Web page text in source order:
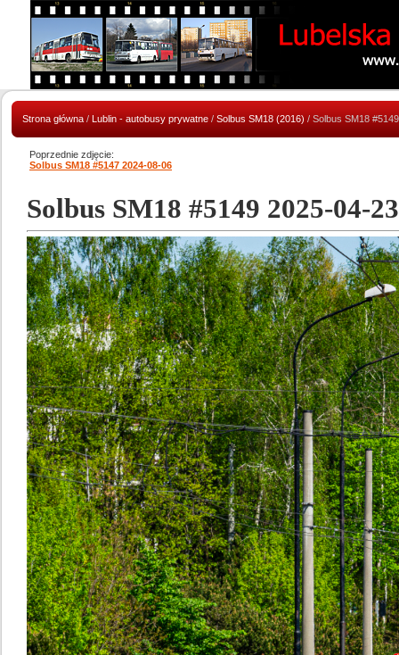
Strona główna / Lublin - autobusy prywatne / Solbus SM18 (2016) / Solbus SM18
Poprzednie zdjęcie:
Solbus SM18 #5147 2024-08-06
Solbus SM18 #5149 2025-04-23